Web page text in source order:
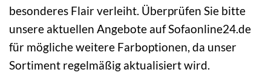
besonderes Flair verleiht. Überprüfen Sie bitte
unsere aktuellen Angebote auf Sofaonline24.de
für mögliche weitere Farboptionen, da unser
Sortiment regelmäßig aktualisiert wird.